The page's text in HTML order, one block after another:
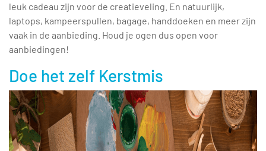
leuk cadeau zijn voor de creatieveling. En natuurlijk,
laptops, kampeerspullen, bagage, handdoeken en meer zijn
vaak in de aanbieding. Houd je ogen dus open voor
aanbiedingen!
Doe het zelf Kerstmis